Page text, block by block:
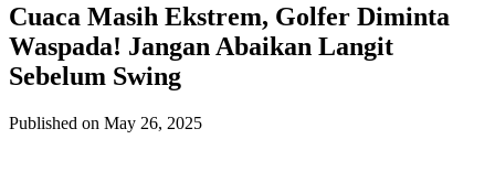
Cuaca Masih Ekstrem, Golfer Diminta
Waspada! Jangan Abaikan Langit
Sebelum Swing
Published on May 26, 2025